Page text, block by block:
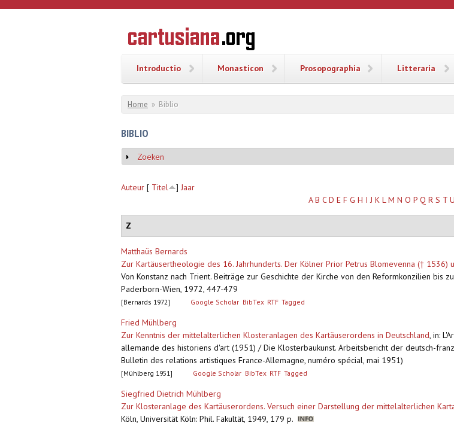
Overslaan en naar de inhoud gaan
CARTUSIANA
Geschiedenis
van de
Introductio Monasticon Prosopographia Litteraria
U bent hier
Home » Biblio
BIBLIO
Weergeven
Zoeken
Auteur [ Titel ] Jaar
A B C D E F G H I J K L M N O P Q R S T U
Z
Matthaüs Bernards
Zur Kartäusertheologie des 16. Jahrhunderts. Der Kölner Prior Petrus Blomevenna († 1536)
Von Konstanz nach Trient. Beiträge zur Geschichte der Kirche von den Reformkonzilien bis
Paderborn-Wien, 1972, 447-479
[Bernards 1972] Google Scholar BibTex RTF Tagged
Fried Mühlberg
Zur Kenntnis der mittelalterlichen Klosteranlagen des Kartäuserordens in Deutschland, in:
allemande des historiens d'art (1951) / Die Klosterbaukunst. Arbeitsbericht der deutsch-
Bulletin des relations artistiques France-Allemagne, numéro spécial, mai 1951)
[Mühlberg 1951] Google Scholar BibTex RTF Tagged
Siegfried Dietrich Mühlberg
Zur Klosteranlage des Kartäuserordens. Versuch einer Darstellung der mittelalterlichen
Köln, Universität Köln: Phil. Fakultät, 1949, 179 p.